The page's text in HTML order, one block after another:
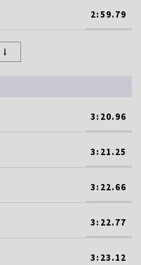
2:59.79
3:20.96
3:21.25
3:22.66
3:22.77
3:23.12